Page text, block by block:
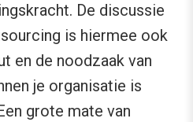
De discussie
is hiermee ook
en de noodzaak van
je organisatie is
grote mate van